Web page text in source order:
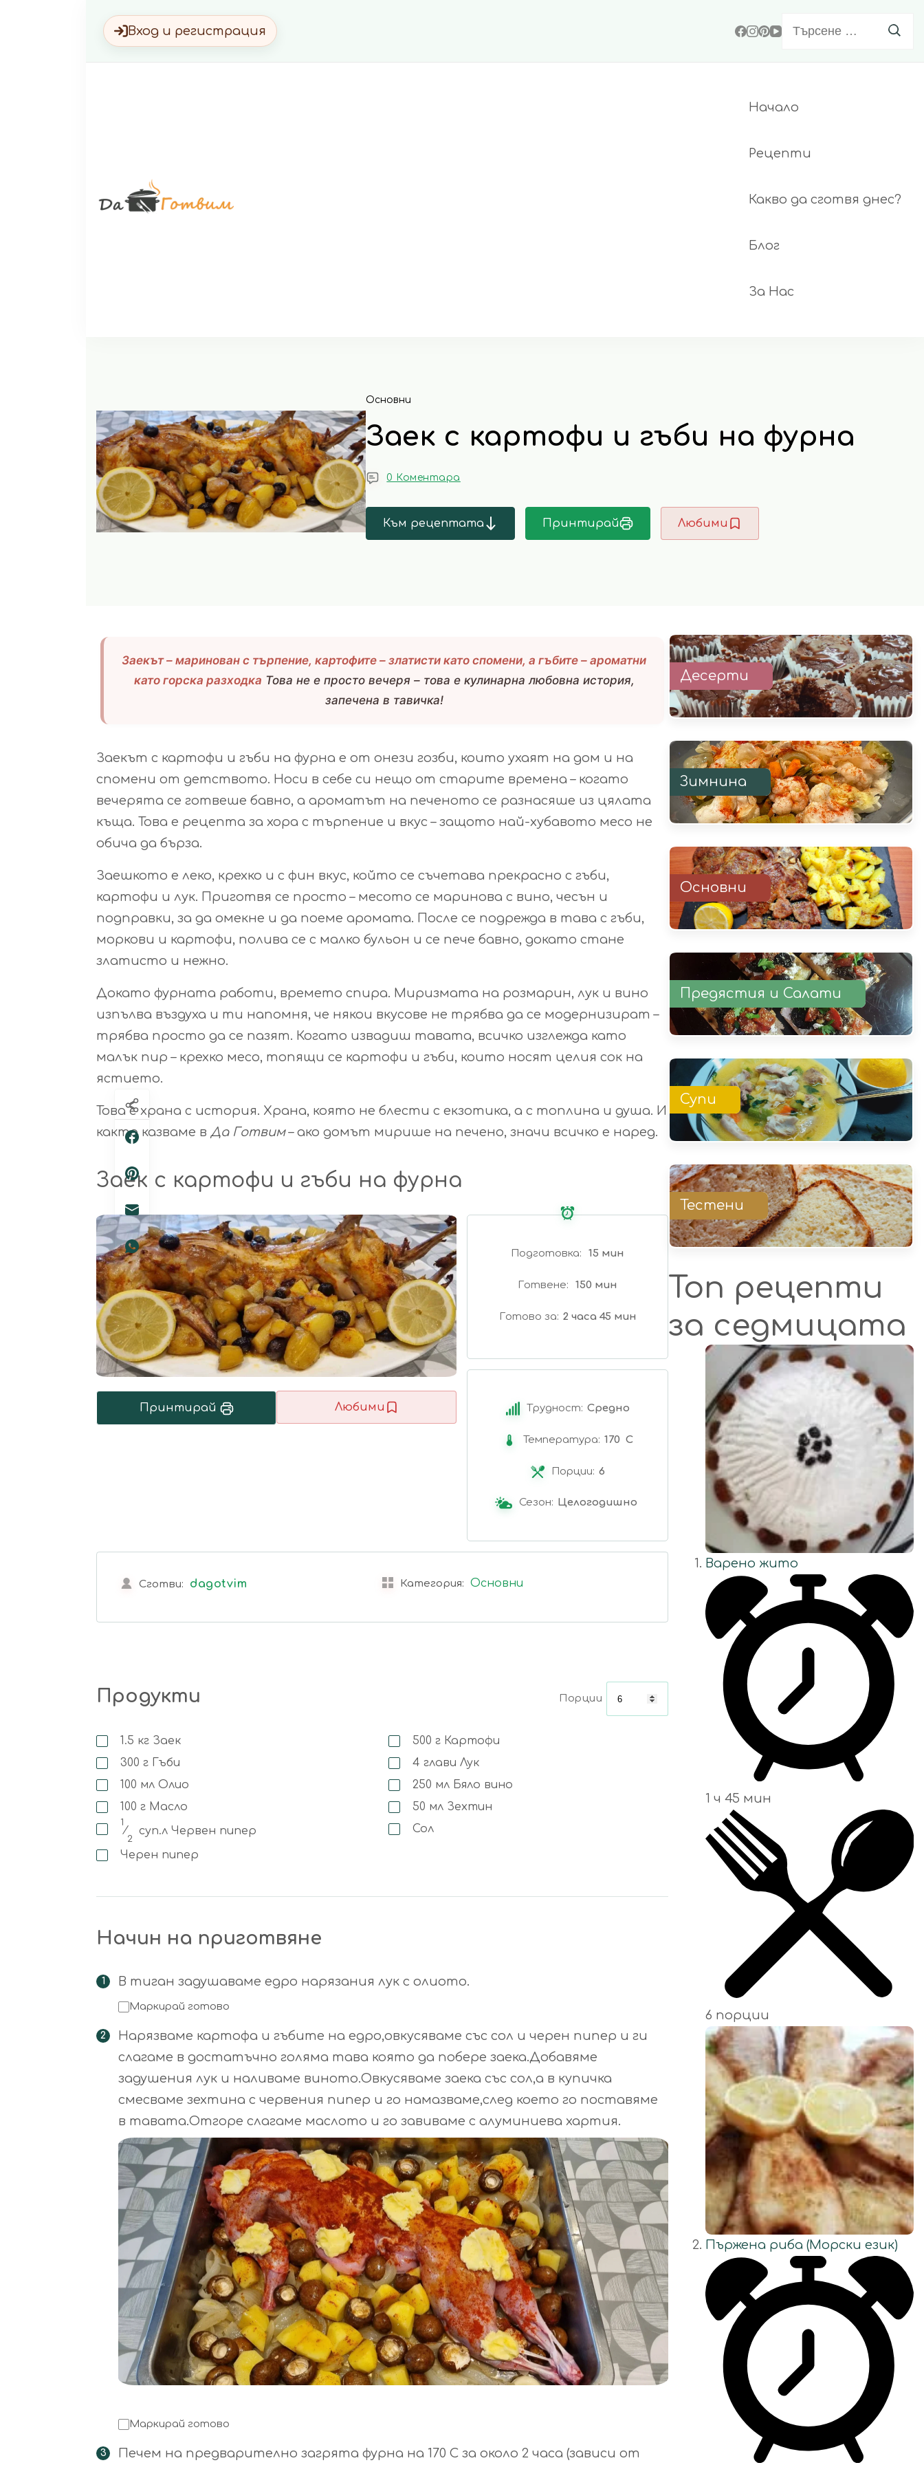
Вход и регистрация
за:
Начало
Рецепти
Какво да сготвя днес?
Блог
За Нас
Основни
Заек с картофи и гъби на фурна
0 Коментара
Към рецептата Принтирай Любими
Заекът – маринован с търпение, картофите – златисти като спомени, а гъбите – ароматни
като горска разходка Това не е просто вечеря – това е кулинарна любовна история,
запечена в тавичка!
Заекът с картофи и гъби на фурна е от онези гозби, които ухаят на дом и на
спомени от детството. Носи в себе си нещо от старите времена – когато
вечерята се готвеше бавно, а ароматът на печеното се разнасяше из цялата
къща. Това е рецепта за хора с търпение и вкус – защото най-хубавото месо не
обича да бърза.
Заешкото е леко, крехко и с фин вкус, който се съчетава прекрасно с гъби,
картофи и лук. Приготвя се просто – месото се маринова с вино, чесън и
подправки, за да омекне и да поеме аромата. После се подрежда в тава с гъби,
моркови и картофи, полива се с малко бульон и се пече бавно, докато стане
златисто и нежно.
Докато фурната работи, времето спира. Миризмата на розмарин, лук и вино
изпълва въздуха и ти напомня, че някои вкусове не трябва да се модернизират –
трябва просто да се пазят. Когато извадиш тавата, всичко изглежда като
малък пир – крехко месо, топящи се картофи и гъби, които носят целия сок на
ястието.
Това е храна с история. Храна, която не блести с екзотика, а с топлина и душа. И
както казваме в Да Готвим– ако домът мирише на печено, значи всичко е наред.
Заек с картофи и гъби на фурна
Принтирай Любими
Подготовка 15 мин
Готвене 150 мин
Готово за 2 часа 45 мин
Трудност: Средно
Температура: 170 C
Порции: 6
Сезон: Целогодишно
Сготви: dagotvim Категория: Основни
Продукти Порции
1.5 кг Заек 500 г Картофи
300 г Гъби 4 глави Лук
100 мл Олио 250 мл Бяло вино
100 г Масло 50 мл Зехтин
1
⁄
2
суп.л Червен пипер Сол
Черен пипер
Начин на приготвяне
В тиган задушаваме едро нарязания лук с олиото.
Маркирай готово
Нарязваме картофа и гъбите на едро,овкусяваме със сол и черен пипер и ги
слагаме в достатъчно голяма тава която да побере заека.Добавяме
задушения лук и наливаме виното.Овкусяваме заека със сол,а в купичка
смесваме зехтина с червения пипер и го намазваме,след което го поставяме
в тавата.Отгоре слагаме маслото и го завиваме с алуминиева хартия.
Маркирай готово
Печем на предварително загрята фурна на 170 C за около 2 часа (зависи от
Десерти
Зимнина
Основни
Предястия и Салати
Супи
Тестени
Топ рецепти
за седмицата
Варено жито
1 ч 45 мин
6 порции
Пържена риба (Морски език)